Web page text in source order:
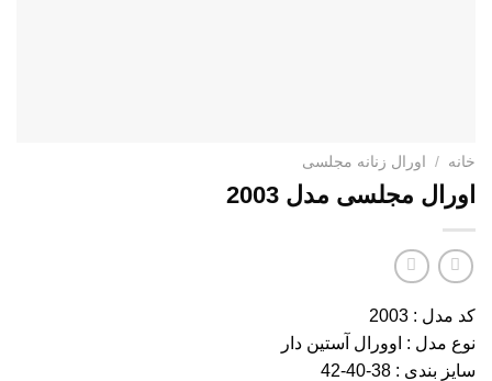
خانه / اورال زنانه مجلسی
اورال مجلسی مدل 2003
کد مدل : 2003
نوع مدل : اوورال آستین دار
سایز بندی : 38-40-42